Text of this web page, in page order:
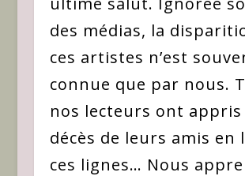
des médias, la
ces artistes n’est
connue que par nous.
nos lecteurs ont appris
décès de leurs amis en
ces lignes… Nous